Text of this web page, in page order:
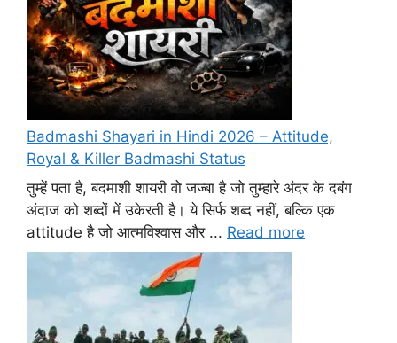
Badmashi Shayari in Hindi 2026 – Attitude,
Royal & Killer Badmashi Status
तुम्हें पता है, बदमाशी शायरी वो जज्बा है जो तुम्हारे अंदर के दबंग
अंदाज को शब्दों में उकेरती है। ये सिर्फ शब्द नहीं, बल्कि एक
attitude है जो आत्मविश्वास और ... Read more